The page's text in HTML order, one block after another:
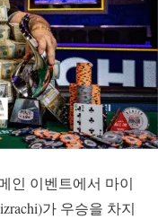
인 이벤트에서 마이
가 우승을 차지